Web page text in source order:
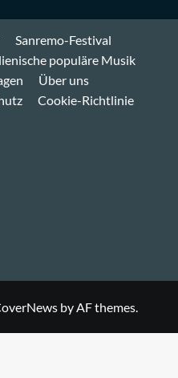
Sanremo-Festival
populäre Musik
Über uns
Cookie-Richtlinie
by AF themes.